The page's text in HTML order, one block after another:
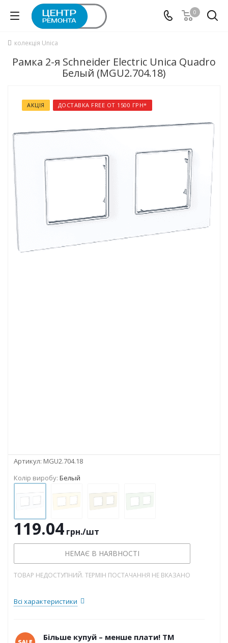
0
колекція Unica
Рамка 2-я Schneider Electric Unica Quadro
Белый (MGU2.704.18)
АКЦІЯ ДОСТАВКА FREE ОТ 1500 ГРН*
Артикул: MGU2.704.18
Колір виробу: Белый
119.04 грн./шт
НЕМАЄ В НАЯВНОСТІ
ТОВАР НЕДОСТУПНИЙ. ТЕРМІН ПОСТАЧАННЯ НЕ ВКАЗАНО
Всі характеристики
Більше купуй – менше плати! ТМ